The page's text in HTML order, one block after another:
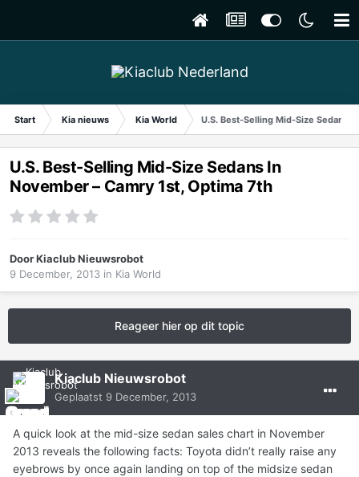
Start Kia nieuws Kia World U.S. Best-Selling Mid-Size Sedans
U.S. Best-Selling Mid-Size Sedans In
November – Camry 1st, Optima 7th
DoorKiaclub Nieuwsrobot
9 December, 2013 in Kia World
Reageer hier op dit topic
Kiaclub Nieuwsrobot
Geplaatst 9 December, 2013
A quick look at the mid-size sedan sales chart in November
2013 reveals the following facts: Toyota didn’t really raise any
eyebrows by once again landing on top of the midsize sedan